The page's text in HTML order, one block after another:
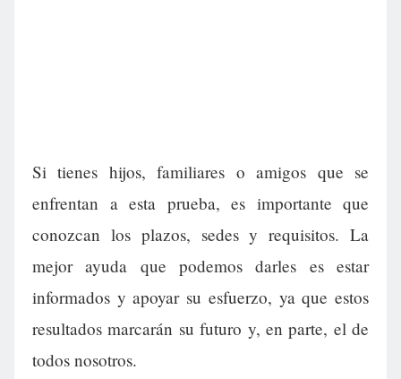
Si tienes hijos, familiares o amigos que se
enfrentan a esta prueba, es importante que
conozcan los plazos, sedes y requisitos. La
mejor ayuda que podemos darles es estar
informados y apoyar su esfuerzo, ya que estos
resultados marcarán su futuro y, en parte, el de
todos nosotros.